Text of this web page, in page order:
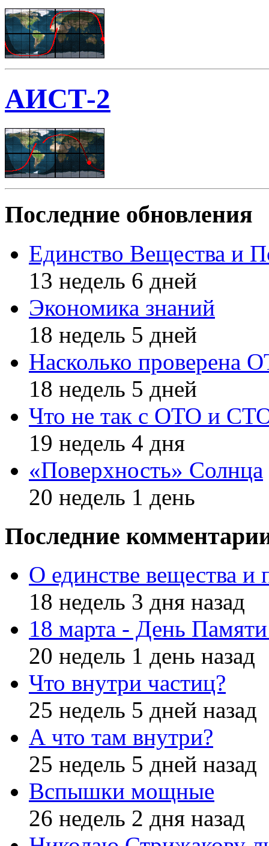
АИСТ-2
Последние обновления
Единство Вещества и
13 недель 6 дней
Экономика знаний
18 недель 5 дней
Насколько проверена
18 недель 5 дней
Что не так с ОТО и
19 недель 4 дня
«Поверхность» Солнца
20 недель 1 день
Последние
О единстве вещества и
18 недель 3 дня назад
18 марта - День
20 недель 1 день назад
Что внутри частиц?
25 недель 5 дней назад
А что там внутри?
25 недель 5 дней назад
Вспышки мощные
26 недель 2 дня назад